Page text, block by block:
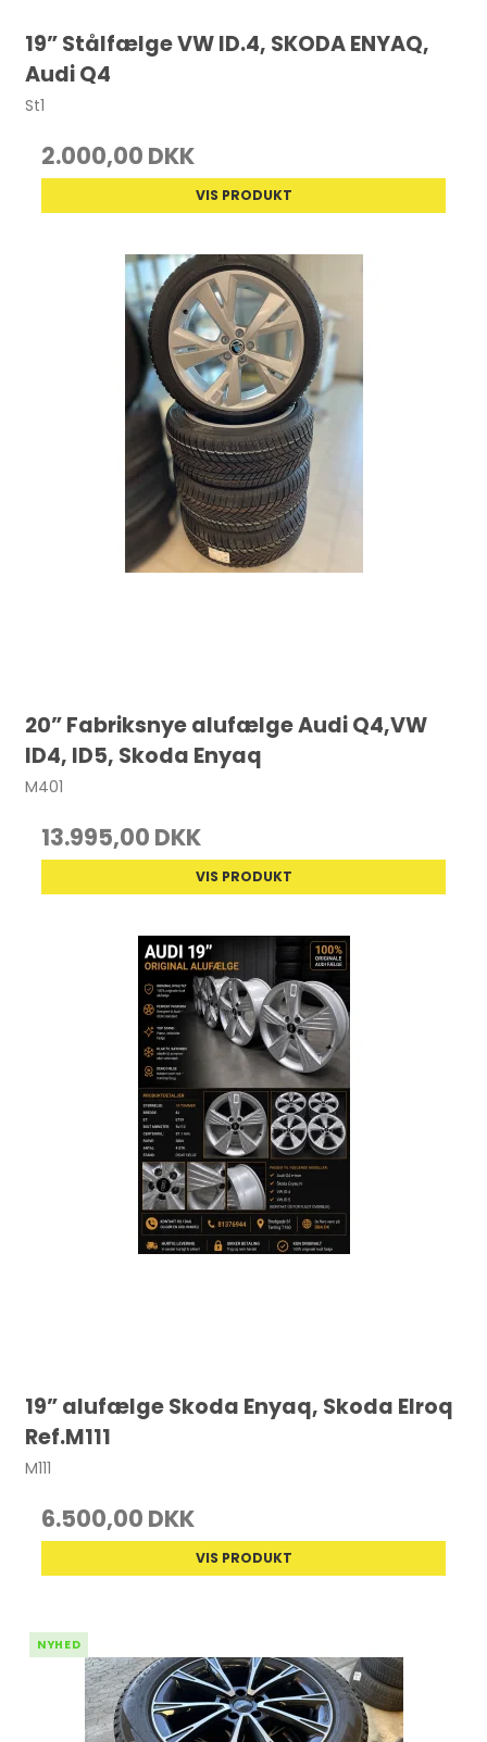
19” Stålfælge VW ID.4, SKODA ENYAQ,
Audi Q4
St1
2.000,00 DKK
VIS PRODUKT
20” Fabriksnye alufælge Audi Q4,VW
ID4, ID5, Skoda Enyaq
M401
13.995,00 DKK
VIS PRODUKT
19” alufælge Skoda Enyaq, Skoda Elroq
Ref.M111
M111
6.500,00 DKK
VIS PRODUKT
NYHED